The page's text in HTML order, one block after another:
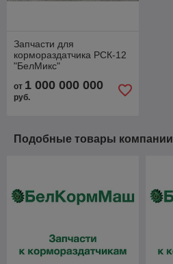
Запчасти для
кормораздатчика РСК-12
"БелМикс"
от 1 000 000 000
руб.
Подобные товары компании